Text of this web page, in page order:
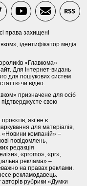
права захищені
ідентифікатор медіа
«Главкома»
Для інтернет-видань
для пошукових систем
чи відео.
призначене для осіб
свою
які не є
для матеріалів,
«Новини компаній» –
повідомлень,
редакція
«promo», «pr»,
реклама» –
на правах реклами.
несе рекламодавець.
рубрики «Думки